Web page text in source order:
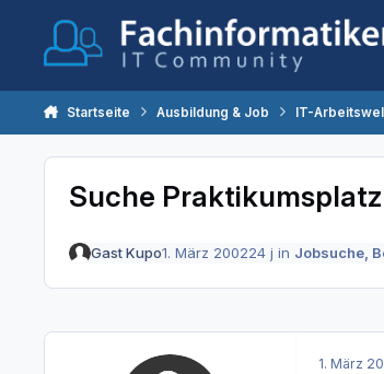
Startseite Ausbildung & Job IT-
Suche Praktikumsplatz
Gast Kupo1. März 200224 j in Jobsuche,
1. März